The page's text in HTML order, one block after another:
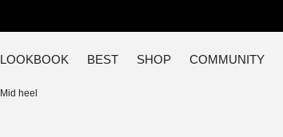
LOOKBOOK BEST SHOP COMMUNITY
Mid heel